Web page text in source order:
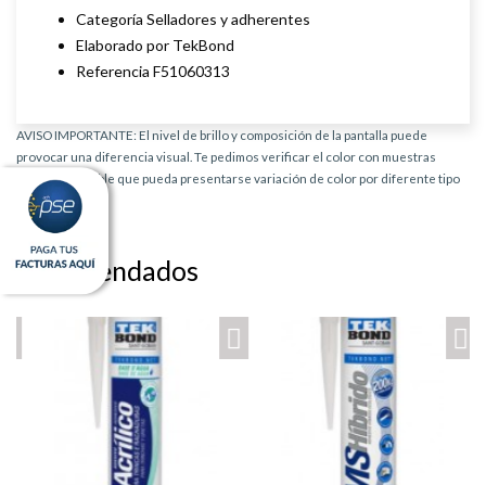
Categoría Selladores y adherentes
Elaborado por TekBond
Referencia F51060313
AVISO IMPORTANTE: El nivel de brillo y composición de la pantalla puede
provocar una diferencia visual. Te pedimos verificar el color con muestras
físicas. Es posible que pueda presentarse variación de color por diferente tipo
de producto.
Recomendados